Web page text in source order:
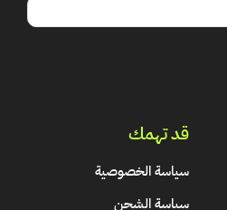
قد تهمك
سياسة الخصوصية
سياسة الشحن